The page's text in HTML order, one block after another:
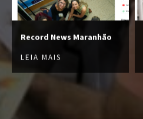
Record News Maranhão
LEIA MAIS